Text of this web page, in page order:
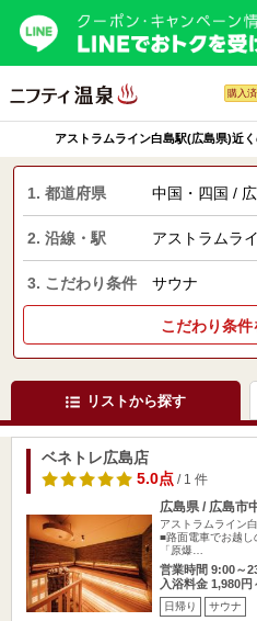
購入
アストラムライン白島駅(広島県)近
1. 都道府県 中国・四国 /
2. 沿線・駅 アストラムラ
3. こだわり条件 サウナ
こだわり条件
リストから探す
ベネトレ広島店
5.0点/ 1 件
広島県 / 広島市
アストラムライン
■路面電車でお越
「原爆…
営業時間 9:00～
入浴料金 1,980円
日帰り サウナ